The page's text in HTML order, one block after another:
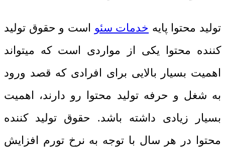
تولید محتوا پایه خدمات سئو است و حقوق تولید
کننده محتوا یکی از مواردی است که میتواند
اهمیت بسیار بالایی برای افرادی که قصد ورود
به شغل و حرفه تولید محتوا رو دارند، اهمیت
بسیار زیادی داشته باشد. حقوق تولید کننده
محتوا در هر سال با توجه به نرخ تورم افزایش